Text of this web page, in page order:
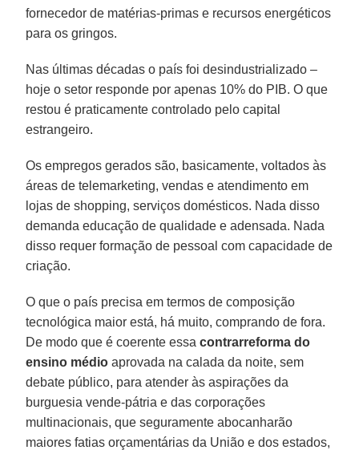
fornecedor de matérias-primas e recursos energéticos
para os gringos.
Nas últimas décadas o país foi desindustrializado –
hoje o setor responde por apenas 10% do PIB. O que
restou é praticamente controlado pelo capital
estrangeiro.
Os empregos gerados são, basicamente, voltados às
áreas de telemarketing, vendas e atendimento em
lojas de shopping, serviços domésticos. Nada disso
demanda educação de qualidade e adensada. Nada
disso requer formação de pessoal com capacidade de
criação.
O que o país precisa em termos de composição
tecnológica maior está, há muito, comprando de fora.
De modo que é coerente essa contrarreforma do
ensino médio aprovada na calada da noite, sem
debate público, para atender às aspirações da
burguesia vende-pátria e das corporações
multinacionais, que seguramente abocanharão
maiores fatias orçamentárias da União e dos estados,